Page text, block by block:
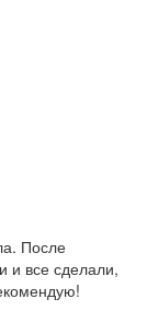
После
и все сделали,